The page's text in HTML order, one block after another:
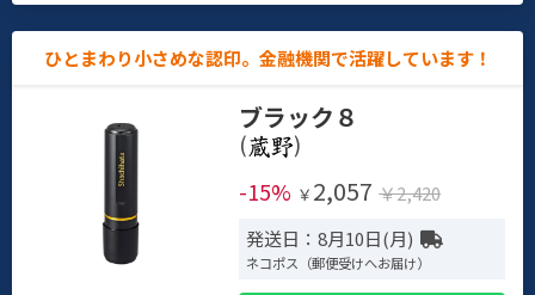
ひとまわり小さめな認印。金融機関で活躍しています！
ブラック８
(
)
-15% ￥ 2,057 ￥2,420
発送日：8月10日(月)
ネコポス（郵便受けへお届け）